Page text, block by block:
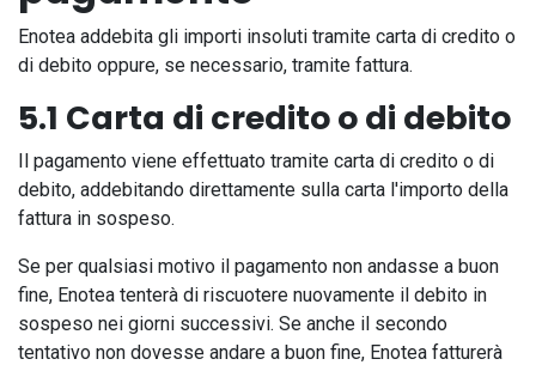
Enotea addebita gli importi insoluti tramite carta di credito o
di debito oppure, se necessario, tramite fattura.
5.1 Carta di credito o di debito
Il pagamento viene effettuato tramite carta di credito o di
debito, addebitando direttamente sulla carta l'importo della
fattura in sospeso.
Se per qualsiasi motivo il pagamento non andasse a buon
fine, Enotea tenterà di riscuotere nuovamente il debito in
sospeso nei giorni successivi. Se anche il secondo
tentativo non dovesse andare a buon fine, Enotea fatturerà